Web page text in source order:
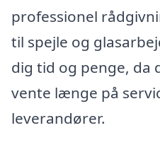
professionel
til spejle og
dig tid og penge, da
vente længe på
leverandører.